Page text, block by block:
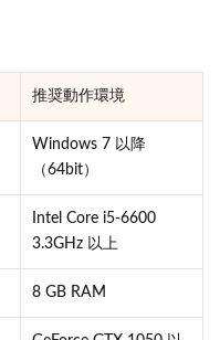
推奨動作環境
Windows 7 以降
（64bit）
Intel Core i5-6600
3.3GHz 以上
8 GB RAM